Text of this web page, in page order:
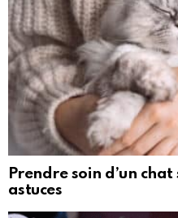
Prendre soin d’un
astuces